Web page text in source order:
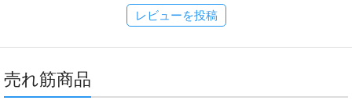
レビューを投稿
売れ筋商品